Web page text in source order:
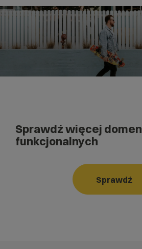
Sprawdź więcej domen
funkcjonalnych
Sprawdź